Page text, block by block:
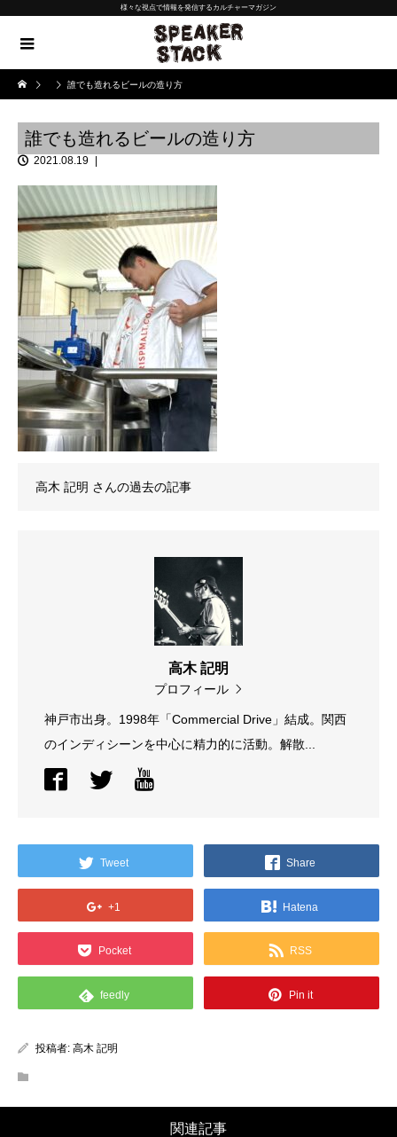
様々な視点で情報を発信するカルチャーマガジン
誰でも造れるビールの造り方
誰でも造れるビールの造り方
2021.08.19
高木 記明 さんの過去の記事
高木 記明
プロフィール
神戸市出身。1998年「Commercial Drive」結成。関西
のインディシーンを中心に精力的に活動。解散...
Tweet Share
+1 Hatena
Pocket RSS
feedly Pin it
投稿者: 高木 記明
関連記事